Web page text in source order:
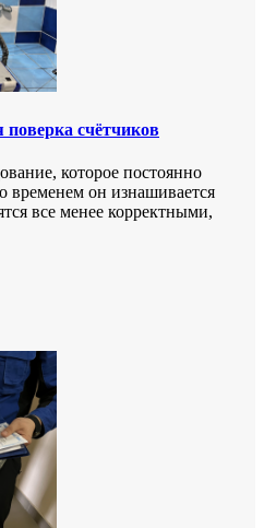
поверка счётчиков
которое постоянно
временем он изнашивается
все менее корректными,